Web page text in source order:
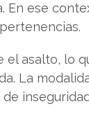
En ese
el asalto, lo
La